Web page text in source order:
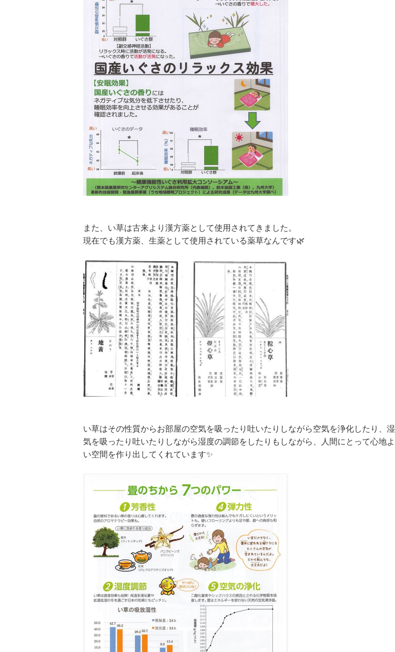
また、い草は古来より漢方薬として使用されてきました。
現在でも漢方薬、生薬として使用されている薬草なんです🌿
い草はその性質からお部屋の空気を吸ったり吐いたりしながら空気を浄化したり、湿
気を吸ったり吐いたりしながら湿度の調節をしたりもしながら、人間にとって心地よ
い空間を作り出してくれています✨